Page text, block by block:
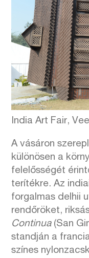
India Art Fair,
A vásáron
különösen a
felelősségét
terítékre. Az
forgalmas delhii
rendőröket,
Continua(San
standján a
színes